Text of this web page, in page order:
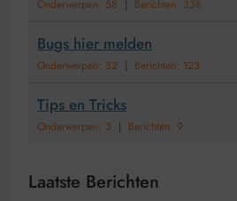
Onderwerpen: 58 | Berichten: 338
Bugs hier melden
Onderwerpen: 32 | Berichten: 123
Tips en Tricks
Onderwerpen: 3 | Berichten: 9
Laatste Berichten